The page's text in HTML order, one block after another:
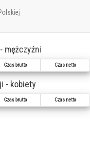
mężczyźni
Czas brutto Czas netto
- kobiety
Czas brutto Czas netto